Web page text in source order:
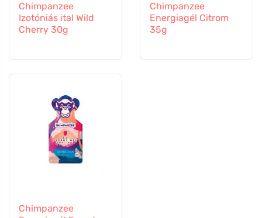
Chimpanzee
Izotóniás ital Wild
Cherry 30g
Chimpanzee
Energiagél Citrom
35g
Chimpanzee